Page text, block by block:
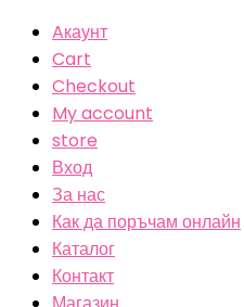
Aкаунт
Cart
Checkout
My account
store
Вход
За нас
Как да поръчам онлайн
Каталог
Контакт